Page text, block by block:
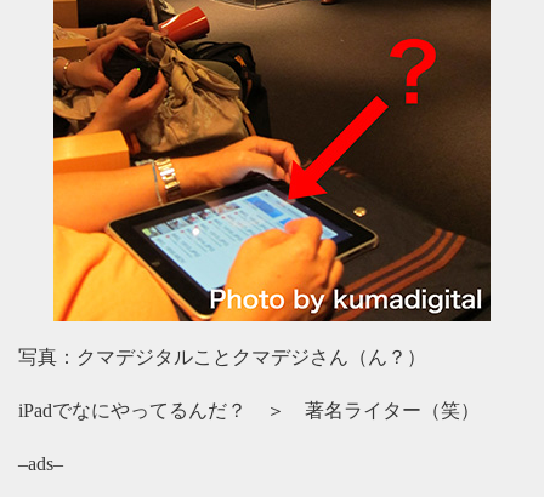
写真：クマデジタルことクマデジさん（ん？）
iPadでなにやってるんだ？ ＞ 著名ライター（笑）
–ads–